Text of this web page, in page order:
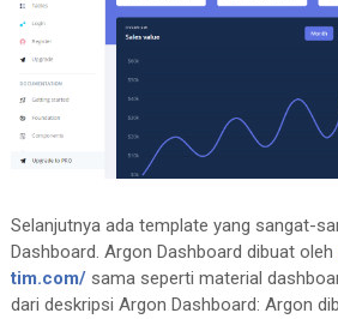
Selanjutnya ada template yang sangat-
Dashboard. Argon Dashboard dibuat oleh
tim.com/sama seperti material
dari deskripsi Argon Dashboard: Argon